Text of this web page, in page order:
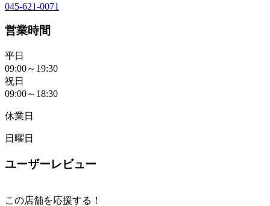
045-621-0071
営業時間
平日
09:00～19:30
祝日
09:00～18:30
休業日
日曜日
ユーザーレビュー
この店舗を応援する！